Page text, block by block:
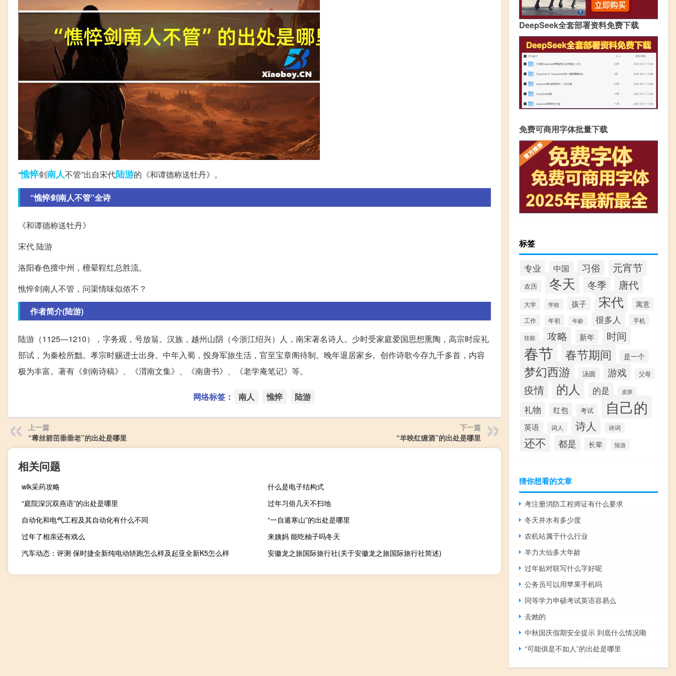
“憔悴剑南人不管”出自宋代陆游的《和谭德称送牡丹》。
“憔悴剑南人不管”全诗
《和谭德称送牡丹》
宋代 陆游
洛阳春色擅中州，檀晕鞓红总胜流。
憔悴剑南人不管，问渠情味似侬不？
作者简介(陆游)
陆游（1125—1210），字务观，号放翁。汉族，越州山阴（今浙江绍兴）人，南宋著名诗人。少时受家庭爱国思想熏陶，高宗时应礼
部试，为秦桧所黜。孝宗时赐进士出身。中年入蜀，投身军旅生活，官至宝章阁待制。晚年退居家乡。创作诗歌今存九千多首，内容
极为丰富。著有《剑南诗稿》、《渭南文集》、《南唐书》、《老学庵笔记》等。
网络标签： 南人 憔悴 陆游
上一篇
“蒪丝箭茁垂垂老”的出处是哪里
下一篇
“羊映红缠酒”的出处是哪里
相关问题
wlk采药攻略
什么是电子结构式
“庭院深沉双燕语”的出处是哪里
过年习俗几天不扫地
自动化和电气工程及其自动化有什么不同
“一自遁寒山”的出处是哪里
过年了相亲还有戏么
来姨妈 能吃柚子吗冬天
汽车动态：评测 保时捷全新纯电动轿跑怎么样及起亚全新K5怎么样
安徽龙之旅国际旅行社(关于安徽龙之旅国际旅行社简述)
DeepSeek全套部署资料免费下载
免费可商用字体批量下载
标签
专业 中国 习俗 元宵节
农历 冬天 冬季 唐代
大学 学校 孩子 宋代 寓意
工作 年初 年龄 很多人 手机
技能 攻略 新年 时间
春节 春节期间 是一个
梦幻西游 汤圆 游戏 父母
疫情 的人 的是 皮肤
礼物 红包 考试 自己的
英语 词人 诗人 诗词
还不 都是 长辈 陆游
猜你想看的文章
考注册消防工程师证有什么要求
冬天井水有多少度
农机站属于什么行业
羊力大仙多大年龄
过年贴对联写什么字好呢
公务员可以用苹果手机吗
同等学力申硕考试英语容易么
去她的
中秋国庆假期安全提示 到底什么情况嘞
“可能俱是不如人”的出处是哪里